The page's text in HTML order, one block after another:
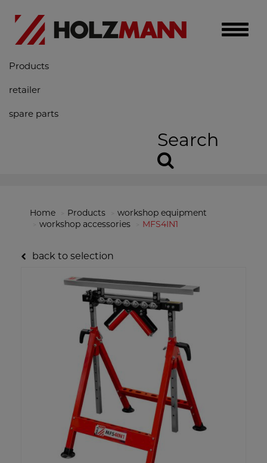
Toggle
Products
retailer
spare parts
Search
Home Products
workshop equipment
workshop accessories
MFS4IN1
back to selection